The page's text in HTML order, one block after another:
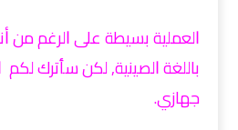
ﺍﻟﻌﻤﻠﻴﺔ ﺑﺴﻴﻄﺔ ﻋﻠﻰ ﺍﻟﺮﻏﻢ ﻣﻦ
ﺑﺎﻟﻠﻐﺔ ﺍﻟﺼﻴﻨﻴﺔ, لكن سأترك
جهازي.